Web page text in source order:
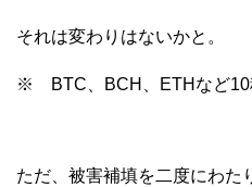
それは変わりはないかと。
※ BTC、BCH、ETHなど10
ただ、被害補填を二度にわた